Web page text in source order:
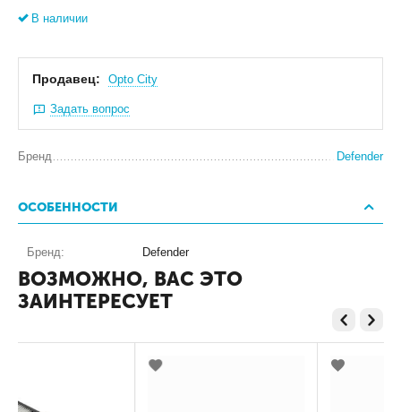
В наличии
Продавец: Оpto City
Задать вопрос
Бренд Defender
ОСОБЕННОСТИ
Бренд: Defender
ВОЗМОЖНО, ВАС ЭТО
ЗАИНТЕРЕСУЕТ